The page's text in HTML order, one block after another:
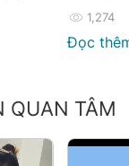
từ bác sĩ
nên dễ
Chỉ với
sĩ giàu
1,274
Đọc
QUAN TÂM